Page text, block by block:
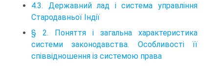
4.3. Державний лад і система управління
Стародавньої Індії
§ 2. Поняття і загальна характеристика
системи законодавства. Особливості її
співвідношення із системою права